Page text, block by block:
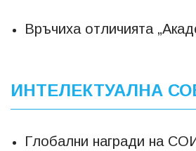
Връчиха отличията
ИНТЕЛЕКТУАЛНА
Глобални награди на